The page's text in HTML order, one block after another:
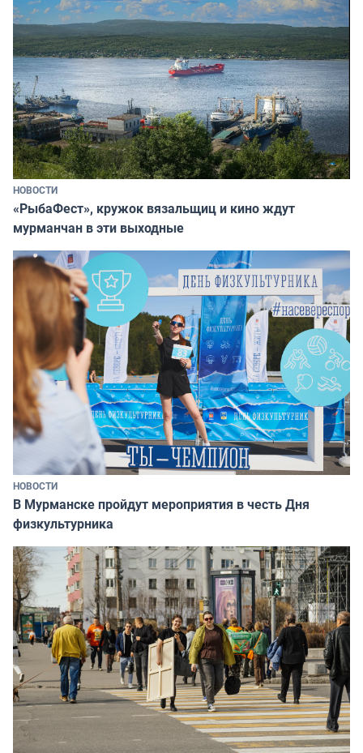
НОВОСТИ
«РыбаФест», кружок вязальщиц и кино ждут
мурманчан в эти выходные
НОВОСТИ
В Мурманске пройдут мероприятия в честь Дня
физкультурника